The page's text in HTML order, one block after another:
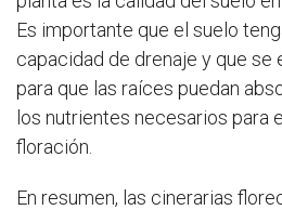
Es importante que el suelo
capacidad de drenaje y que se
para que las raíces puedan
los nutrientes necesarios para
floración.
En resumen, las cinerarias